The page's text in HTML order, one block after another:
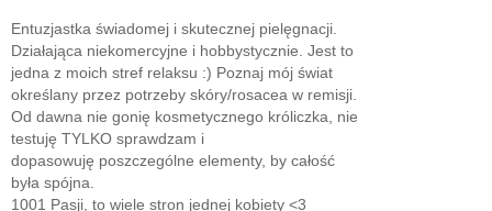
Entuzjastka świadomej i skutecznej pielęgnacji.
Działająca niekomercyjne i hobbystycznie. Jest to
jedna z moich stref relaksu :) Poznaj mój świat
określany przez potrzeby skóry/rosacea w remisji.
Od dawna nie gonię kosmetycznego króliczka, nie
testuję TYLKO sprawdzam i
dopasowuję poszczególne elementy, by całość
była spójna.
1001 Pasji, to wiele stron jednej kobiety <3